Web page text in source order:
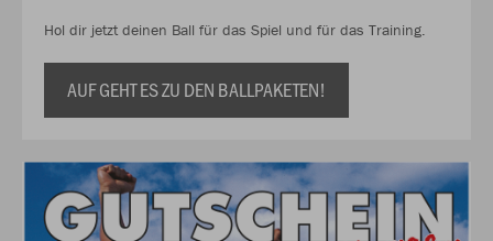
Hol dir jetzt deinen Ball für das Spiel und für das Training.
AUF GEHT ES ZU DEN BALLPAKETEN!